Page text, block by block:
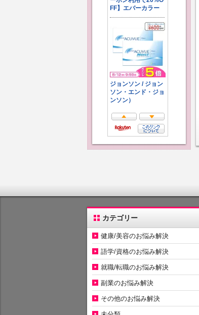
カテゴリー
健康/美容のお悩み解決
語学/資格のお悩み解決
就職/転職のお悩み解決
副業のお悩み解決
その他のお悩み解決